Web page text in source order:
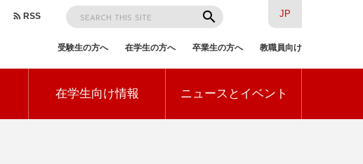
在学生向け情報 ニュースとイベント
訪
受験生の方へ 在学生の方へ 卒業生の方へ 教職員向け
RSS
検
索
search JP